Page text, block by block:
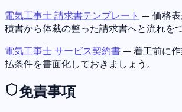
電気工事士 請求書テンプレート — 価格表
積書から体裁の整った請求書へと流れを
電気工事士 サービス契約書 — 着工前に
払条件を書面化しておきましょう。
免責事項